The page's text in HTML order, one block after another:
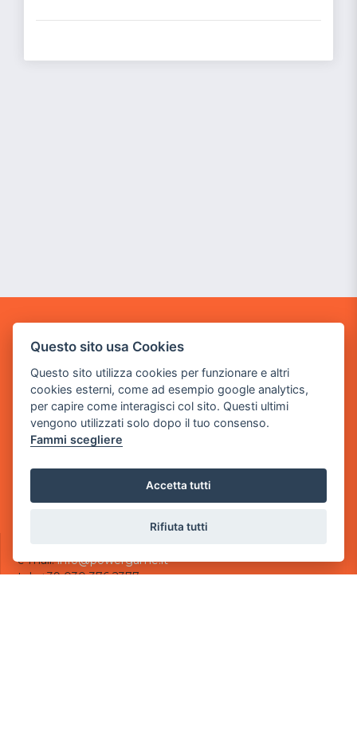
BY POWER GAME SRL
Sede Legale
via Villaggio dei Platani, 3
- 25014 Castenedolo, Brescia
Sede Operativa
via Industriale, 2 - 25082 Botticino, BS
e-mail:info@powergame.it
tel.: +39 030 376 2377
Questo sito usa Cookies
Questo sito utilizza cookies per funzionare e altri
cookies esterni, come ad esempio google analytics,
per capire come interagisci col sito. Questi ultimi
vengono utilizzati solo dopo il tuo consenso.
Fammi scegliere
Accetta tutti
Rifiuta tutti